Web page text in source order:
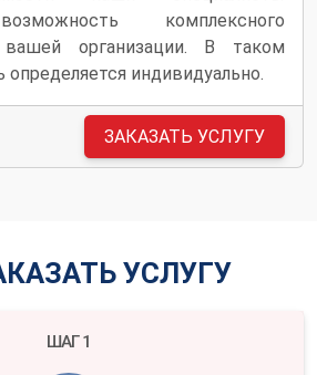
комплексного
вашей организации. В таком
определяется индивидуально.
ЗАКАЗАТЬ УСЛУГУ
УСЛУГУ
ШАГ 1